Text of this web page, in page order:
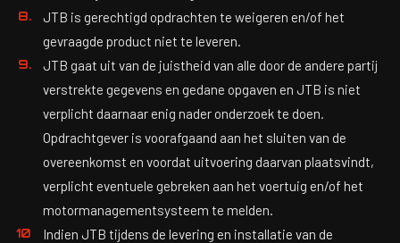
JTB is gerechtigd opdrachten te weigeren en/of het
gevraagde product niet te leveren.
JTB gaat uit van de juistheid van alle door de andere partij
verstrekte gegevens en gedane opgaven en JTB is niet
verplicht daarnaar enig nader onderzoek te doen.
Opdrachtgever is voorafgaand aan het sluiten van de
overeenkomst en voordat uitvoering daarvan plaatsvindt,
verplicht eventuele gebreken aan het voertuig en/of het
motormanagementsysteem te melden.
Indien JTB tijdens de levering en installatie van de